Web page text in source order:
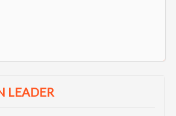
LEADER